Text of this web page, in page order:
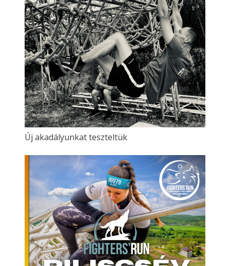
Új akadályunkat teszteltük